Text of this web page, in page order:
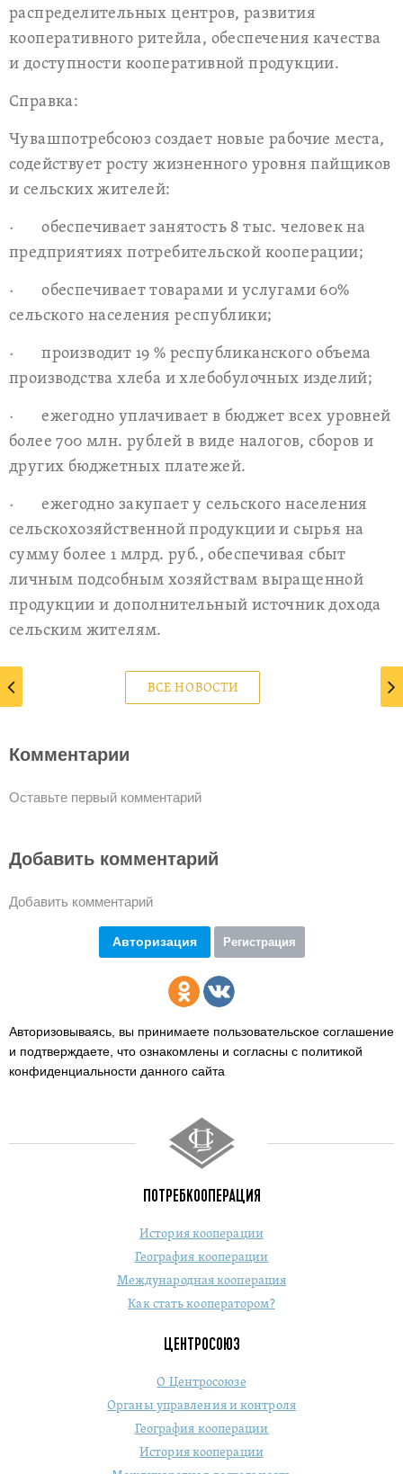
распределительных центров, развития
кооперативного ритейла, обеспечения качества
и доступности кооперативной продукции.
Cправка:
Чувашпотребсоюз создает новые рабочие места,
содействует росту жизненного уровня пайщиков
и сельских жителей:
· обеспечивает занятость 8 тыс. человек на
предприятиях потребительской кооперации;
· обеспечивает товарами и услугами 60%
сельского населения республики;
· производит 19 % республиканского объема
производства хлеба и хлебобулочных изделий;
· ежегодно уплачивает в бюджет всех уровней
более 700 млн. рублей в виде налогов, сборов и
других бюджетных платежей.
· ежегодно закупает у сельского населения
сельскохозяйственной продукции и сырья на
сумму более 1 млрд. руб., обеспечивая сбыт
личным подсобным хозяйствам выращенной
продукции и дополнительный источник дохода
сельским жителям.
ВСЕ НОВОСТИ
Комментарии
Оставьте первый комментарий
Добавить комментарий
Добавить комментарий
Авторизация Регистрация
Авторизовываясь, вы принимаете пользовательское соглашение
и подтверждаете, что ознакомлены и согласны с политикой
конфиденциальности данного сайта
ПОТРЕБКООПЕРАЦИЯ
История кооперации
География кооперации
Международная кооперация
Как стать кооператором?
ЦЕНТРОСОЮЗ
О Центросоюзе
Органы управления и контроля
География кооперации
История кооперации